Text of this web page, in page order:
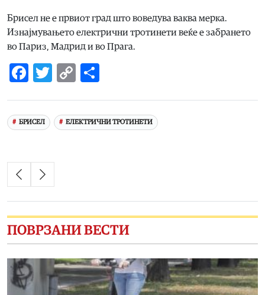
Брисел не е првиот град што воведува ваква мерка.
Изнајмувањето електрични тротинети веќе е забрането
во Париз, Мадрид и во Прага.
Facebook
Twitter
Copy
БРИСЕЛ ЕЛЕКТРИЧНИ ТРОТИНЕТИ
ПОВРЗАНИ ВЕСТИ